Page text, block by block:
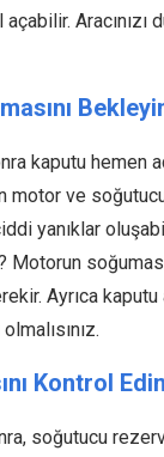
Aracınızı
kaputu hemen
motor ve
yanıklar
Motorun
Ayrıca kaputu
olmalısınız.
Kontrol Edin
soğutucu